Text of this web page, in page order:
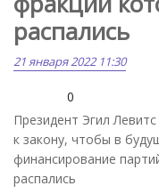
распались
21 января 2022 11:30
0
Президент Эгил
к закону, чтобы в
финансирование
распались